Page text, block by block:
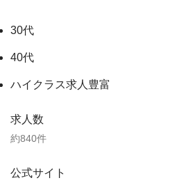
30代
40代
ハイクラス求人豊富
求人数
約840件
公式サイト